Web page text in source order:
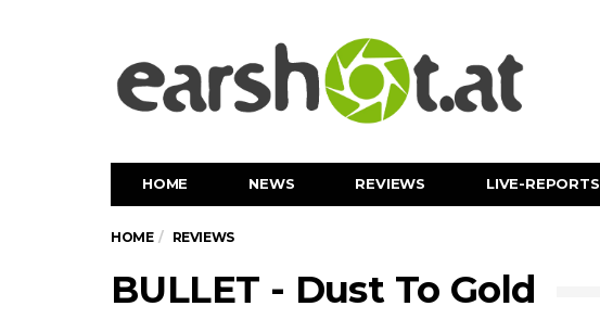
HOME NEWS REVIEWS LIVE-REPORTS
HOME REVIEWS
BULLET - Dust To Gold